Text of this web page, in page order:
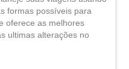
formas possíveis para
oferece as melhores
ultimas alterações no